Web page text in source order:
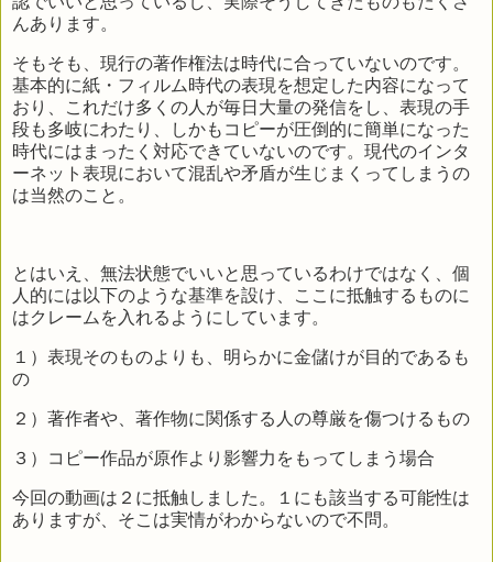
んあります。
そもそも、現行の著作権法は時代に合っていないのです。
基本的に紙・フィルム時代の表現を想定した内容になって
おり、これだけ多くの人が毎日大量の発信をし、表現の手
段も多岐にわたり、しかもコピーが圧倒的に簡単になった
時代にはまったく対応できていないのです。現代のインタ
ーネット表現において混乱や矛盾が生じまくってしまうの
は当然のこと。
とはいえ、無法状態でいいと思っているわけではなく、個
人的には以下のような基準を設け、ここに抵触するものに
はクレームを入れるようにしています。
１）表現そのものよりも、明らかに金儲けが目的であるも
の
２）著作者や、著作物に関係する人の尊厳を傷つけるもの
３）コピー作品が原作より影響力をもってしまう場合
今回の動画は２に抵触しました。１にも該当する可能性は
ありますが、そこは実情がわからないので不問。